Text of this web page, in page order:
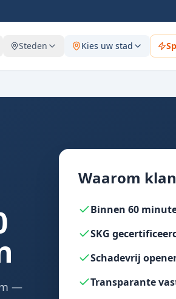
Steden Kies uw stad
—
Waarom
Binnen 60
SKG
Schadevrij
Transparante